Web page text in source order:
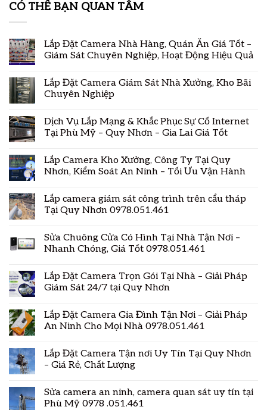
CÓ THỂ BẠN QUAN TÂM
Lắp Đặt Camera Nhà Hàng, Quán Ăn Giá Tốt –
Giám Sát Chuyên Nghiệp, Hoạt Động Hiệu Quả
Lắp Đặt Camera Giám Sát Nhà Xưởng, Kho Bãi
Chuyên Nghiệp
Dịch Vụ Lắp Mạng & Khắc Phục Sự Cố Internet
Tại Phù Mỹ – Quy Nhơn – Gia Lai Giá Tốt
Lắp Camera Kho Xưởng, Công Ty Tại Quy
Nhơn, Kiểm Soát An Ninh – Tối Ưu Vận Hành
Lắp camera giám sát công trình trên cẩu tháp
Tại Quy Nhơn 0978.051.461
Sửa Chuông Cửa Có Hình Tại Nhà Tận Nơi –
Nhanh Chóng, Giá Tốt 0978.051.461
Lắp Đặt Camera Trọn Gói Tại Nhà – Giải Pháp
Giám Sát 24/7 tại Quy Nhơn
Lắp Đặt Camera Gia Đình Tận Nơi – Giải Pháp
An Ninh Cho Mọi Nhà 0978.051.461
Lắp Đặt Camera Tận nơi Uy Tín Tại Quy Nhơn
– Giá Rẻ, Chất Lượng
Sửa camera an ninh, camera quan sát uy tín tại
Phù Mỹ 0978 .051.461